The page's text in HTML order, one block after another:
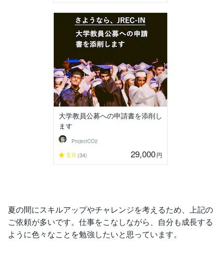
大学教員公募への申請書を添削し
ます
ProjectCO2
5.0 (34) 29,000円
夏の間にスキルアップやチャレンジを考えるため、上記の
ご依頼が多いです。仕事をこなしながら、自分も成長する
ように色々なことを勉強したいと思っています。